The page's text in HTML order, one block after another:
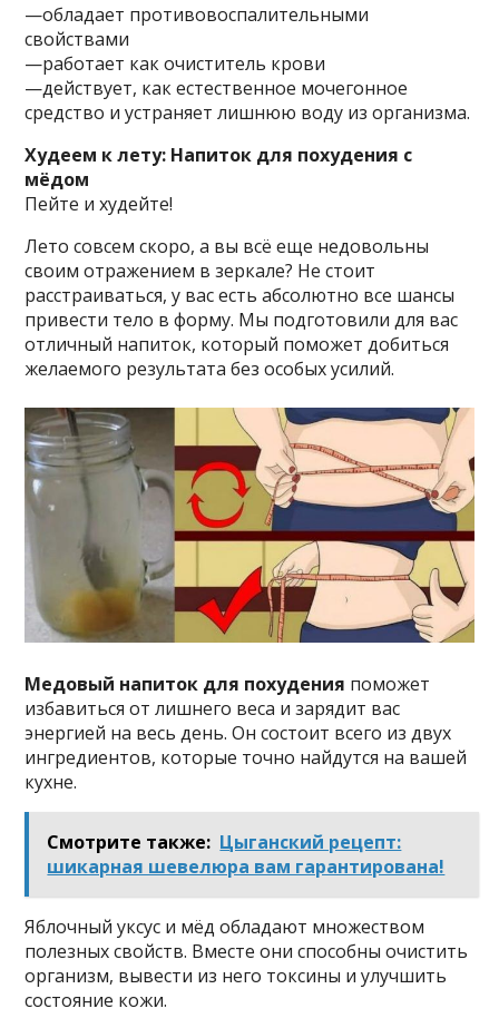
—обладает противовоспалительными
свойствами
—работает как очиститель крови
—действует, как естественное мочегонное
средство и устраняет лишнюю воду из организма.
Худеем к лету: Напиток для похудения с
мёдом
Пейте и худейте!
Лето совсем скоро, а вы всё еще недовольны
своим отражением в зеркале? Не стоит
расстраиваться, у вас есть абсолютно все шансы
привести тело в форму. Мы подготовили для вас
отличный напиток, который поможет добиться
желаемого результата без особых усилий.
Медовый напиток для похудения поможет
избавиться от лишнего веса и зарядит вас
энергией на весь день. Он состоит всего из двух
ингредиентов, которые точно найдутся на вашей
кухне.
Смотрите также: Цыганский рецепт:
шикарная шевелюра вам гарантирована!
Яблочный уксус и мёд обладают множеством
полезных свойств. Вместе они способны очистить
организм, вывести из него токсины и улучшить
состояние кожи.